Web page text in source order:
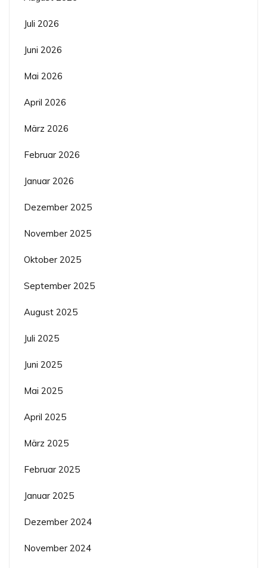
Juli 2026
Juni 2026
Mai 2026
April 2026
März 2026
Februar 2026
Januar 2026
Dezember 2025
November 2025
Oktober 2025
September 2025
August 2025
Juli 2025
Juni 2025
Mai 2025
April 2025
März 2025
Februar 2025
Januar 2025
Dezember 2024
November 2024